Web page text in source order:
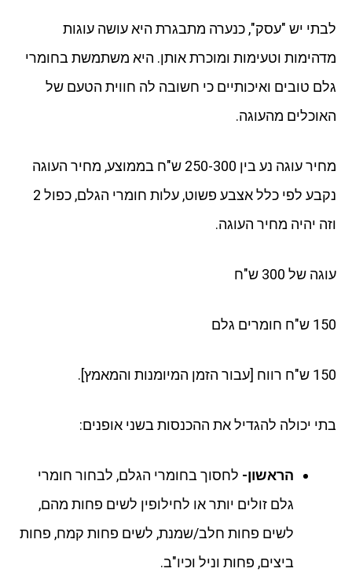
לבתי יש "עסק", כנערה מתבגרת היא עושה עוגות
מדהימות וטעימות ומוכרת אותן. היא משתמשת בחומרי
גלם טובים ואיכותיים כי חשובה לה חווית הטעם של
האוכלים מהעוגה.
מחיר עוגה נע בין 250-300 ש"ח בממוצע, מחיר העוגה
נקבע לפי כלל אצבע פשוט, עלות חומרי הגלם, כפול 2
וזה יהיה מחיר העוגה.
עוגה של 300 ש"ח
150 ש"ח חומרים גלם
150 ש"ח רווח [עבור הזמן המיומנות והמאמץ].
בתי יכולה להגדיל את ההכנסות בשני אופנים:
הראשון- לחסוך בחומרי הגלם, לבחור חומרי
גלם זולים יותר או לחילופין לשים פחות מהם,
לשים פחות חלב/שמנת, לשים פחות קמח, פחות
ביצים, פחות וניל וכיו"ב.